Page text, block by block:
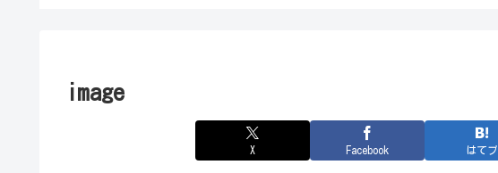
image
X Facebook はてブ